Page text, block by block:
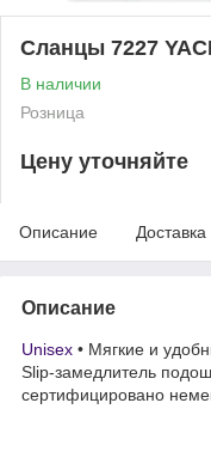
Сланцы 7227
В наличии
Розница
Цену уточняйте
Описание Доставка
Описание
Unisex • Мягкие и
Slip-замедлитель
сертифицировано